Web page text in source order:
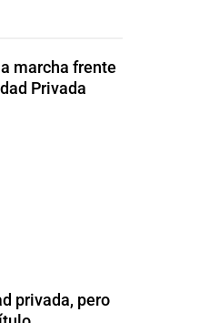
marcha frente
Privada
privada, pero